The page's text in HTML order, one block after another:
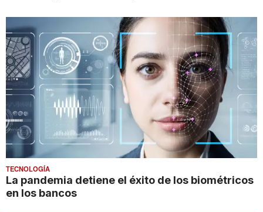
TECNOLOGÍA
La pandemia detiene el éxito de los biométricos
en los bancos